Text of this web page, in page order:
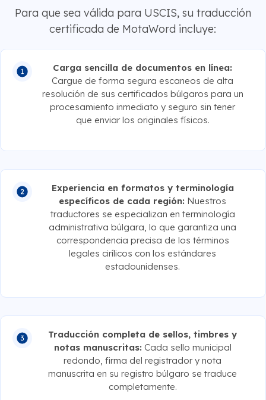
Para que sea válida para USCIS, su traducción
certificada de MotaWord incluye:
Carga sencilla de documentos en línea:
Cargue de forma segura escaneos de alta
resolución de sus certificados búlgaros para un
procesamiento inmediato y seguro sin tener
que enviar los originales físicos.
Experiencia en formatos y terminología
específicos de cada región: Nuestros
traductores se especializan en terminología
administrativa búlgara, lo que garantiza una
correspondencia precisa de los términos
legales cirílicos con los estándares
estadounidenses.
Traducción completa de sellos, timbres y
notas manuscritas: Cada sello municipal
redondo, firma del registrador y nota
manuscrita en su registro búlgaro se traduce
completamente.